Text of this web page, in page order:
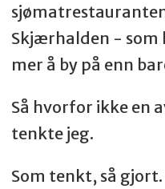
Rett 2:
Vin: Roger
Frankrike
Matrett: Gratinert
Skjærhalden - som
mer å by på enn
Så hvorfor ikke en
tenkte jeg.
Som tenkt, så